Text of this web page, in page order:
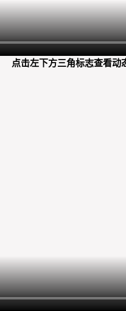
点击左下方三角标志查看动